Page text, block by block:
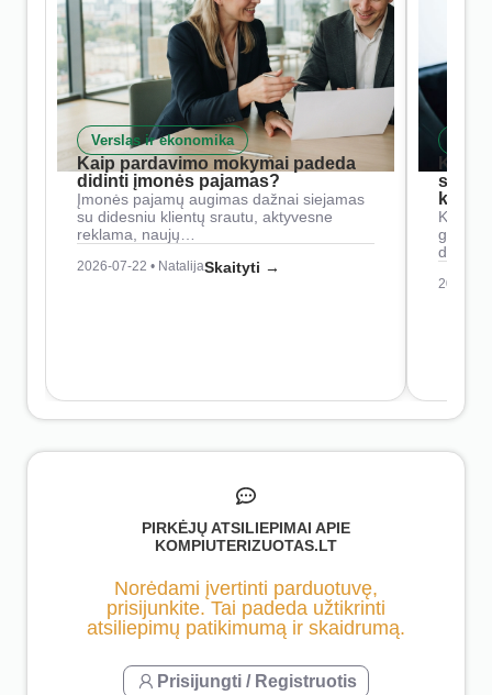
Verslas ir ekonomika
Kaip pardavimo mokymai padeda
didinti įmonės pajamas?
Įmonės pajamų augimas dažnai siejamas
su didesniu klientų srautu, aktyvesne
reklama, naujų…
2026-07-22 • NatalijaSkaityti →
Kaip
2026-
PIRKĖJŲ ATSILIEPIMAI APIE
KOMPIUTERIZUOTAS.LT
Norėdami įvertinti parduotuvę,
prisijunkite. Tai padeda užtikrinti
atsiliepimų patikimumą ir skaidrumą.
Prisijungti / Registruotis